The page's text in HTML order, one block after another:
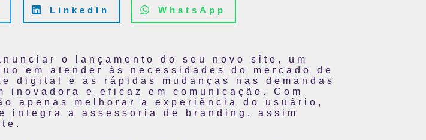
LinkedIn WhatsApp
o lançamento do seu novo site, um
em atender às necessidades do mercado de
digital e as rápidas mudanças nas demandas
inovadora e eficaz em comunicação. Com
apenas melhorar a experiência do usuário,
integra a assessoria de branding, assim